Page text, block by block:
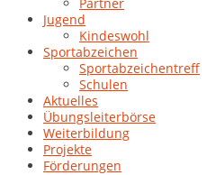
Jugend
Kindeswohl
Sportabzeichen
Sportabzeichentreff
Schulen
Aktuelles
Übungsleiterbörse
Weiterbildung
Projekte
Förderungen